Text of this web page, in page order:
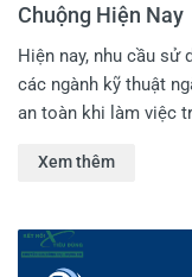
Chuộng Hiện Nay
Hiện nay, nhu cầu sử
các ngành kỹ thuật
an toàn khi làm việc
năng chịu tải tốt và
Kết Nối Tiêu Dùng
Xem thêm